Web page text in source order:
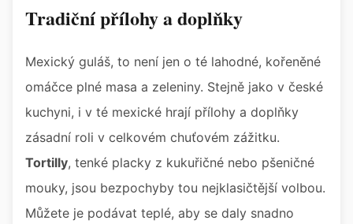
Tradiční přílohy a doplňky
Mexický guláš, to není jen o té lahodné, kořeněné
omáčce plné masa a zeleniny. Stejně jako v české
kuchyni, i v té mexické hrají přílohy a doplňky
zásadní roli v celkovém chuťovém zážitku.
Tortilly, tenké placky z kukuřičné nebo pšeničné
mouky, jsou bezpochyby tou nejklasičtější volbou.
Můžete je podávat teplé, aby se daly snadno